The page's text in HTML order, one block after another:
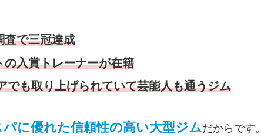
査で三冠達成
入賞トレーナーが在籍
でも取り上げられていて芸能人も通うジム
パに優れた信頼性の高い大型ジムだからです。